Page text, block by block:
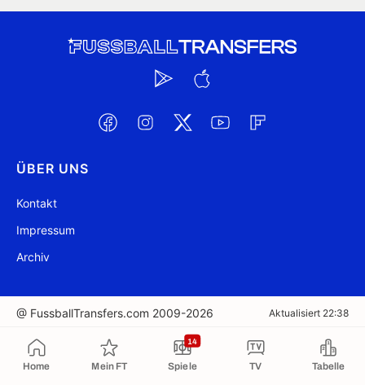
Home Mein FT Spiele
14
TV Tabelle
ÜBER UNS
Kontakt
Impressum
Archiv
@ FussballTransfers.com 2009-2026 Aktualisiert 22:38
In die Zwischenablage kopiert